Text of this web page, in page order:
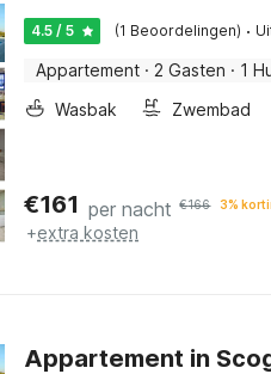
4.5 / 5 (1 Beoordelingen) ·
Appartement · 2 Gasten · 1
Wasbak
Zwembad
€161 per nacht €166 3%
+extra kosten
Appartement in